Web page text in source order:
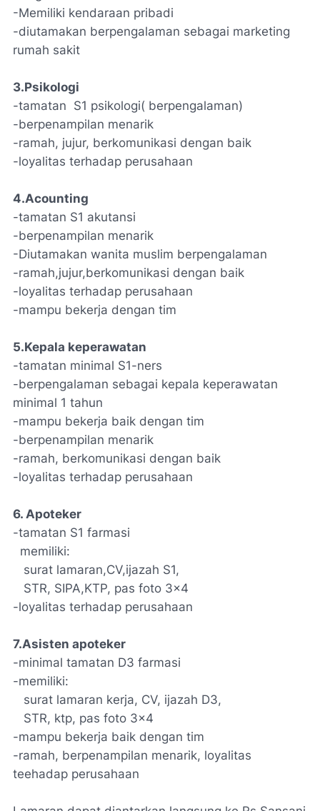
-Memiliki kendaraan pribadi
-diutamakan berpengalaman sebagai marketing
rumah sakit
3.Psikologi
-tamatan S1 psikologi( berpengalaman)
-berpenampilan menarik
-ramah, jujur, berkomunikasi dengan baik
-loyalitas terhadap perusahaan
4.Acounting
-tamatan S1 akutansi
-berpenampilan menarik
-Diutamakan wanita muslim berpengalaman
-ramah,jujur,berkomunikasi dengan baik
-loyalitas terhadap perusahaan
-mampu bekerja dengan tim
5.Kepala keperawatan
-tamatan minimal S1-ners
-berpengalaman sebagai kepala keperawatan
minimal 1 tahun
-mampu bekerja baik dengan tim
-berpenampilan menarik
-ramah, berkomunikasi dengan baik
-loyalitas terhadap perusahaan
6. Apoteker
-tamatan S1 farmasi
memiliki:
surat lamaran,CV,ijazah S1,
STR, SIPA,KTP, pas foto 3x4
-loyalitas terhadap perusahaan
7.Asisten apoteker
-minimal tamatan D3 farmasi
-memiliki:
surat lamaran kerja, CV, ijazah D3,
STR, ktp, pas foto 3x4
-mampu bekerja baik dengan tim
-ramah, berpenampilan menarik, loyalitas
teehadap perusahaan